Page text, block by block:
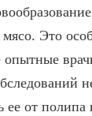
Это
опытные
ее от